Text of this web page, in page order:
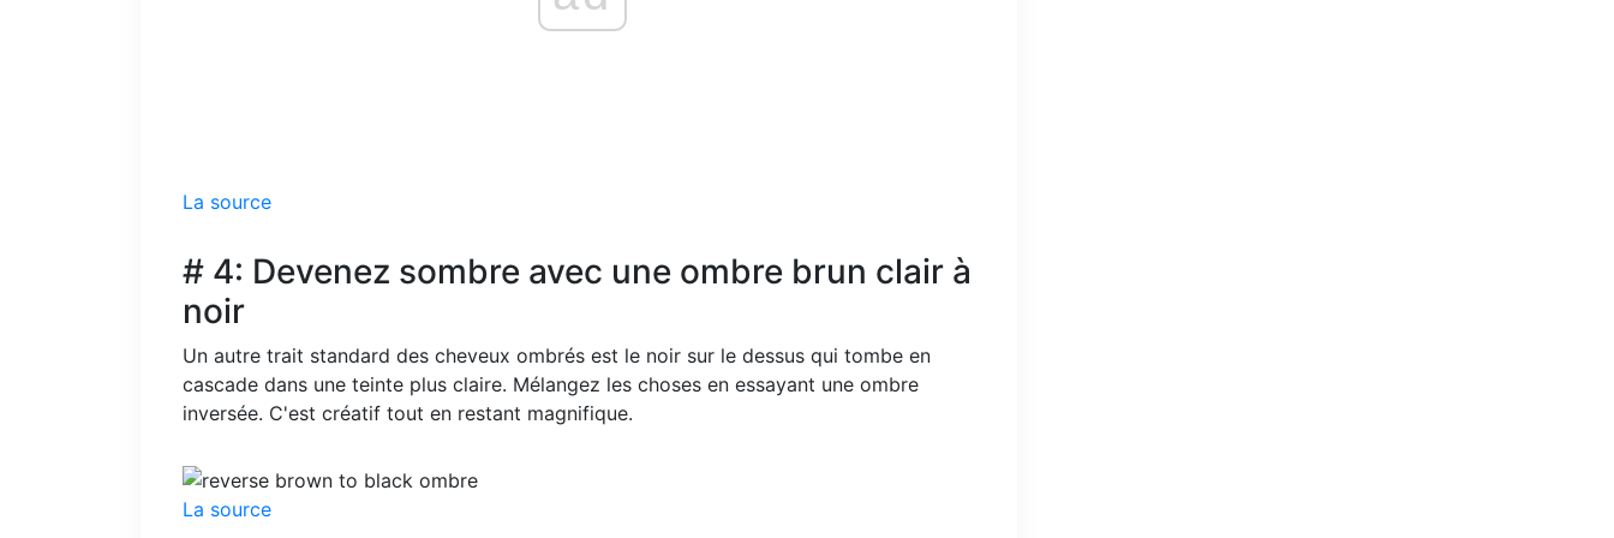
La source
# 4: Devenez sombre avec une ombre brun clair à
noir
Un autre trait standard des cheveux ombrés est le noir sur le dessus qui tombe en
cascade dans une teinte plus claire. Mélangez les choses en essayant une ombre
inversée. C'est créatif tout en restant magnifique.
La source